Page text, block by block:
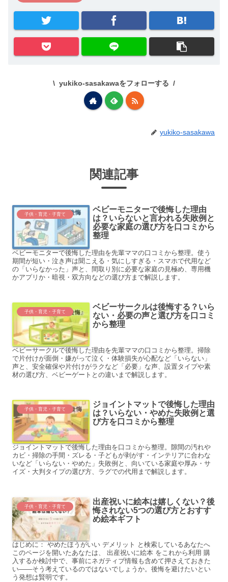
yukiko-sasakawaをフォローする
yukiko-sasakawa
関連記事
子供・育児・子育て
ベビーモニターで後悔した理由
は？いらないと言われる失敗例と
必要な家庭の選び方を口コミから
整理
ベビーモニターで後悔した理由を先輩ママの口コミから整理。使う
期間が短い・泣き声は聞こえる・気にしすぎる・スマホで代用など
の「いらなかった」声と、間取り別に必要な家庭の見極め、専用機
かアプリか・暗視・双方向などの選び方まで解説します。
子供・育児・子育て
ベビーサークルは後悔する？いら
ない・必要の声と選び方を口コミ
から整理
ベビーサークルで後悔した理由を先輩ママの口コミから整理。掃除
で片付けが面倒・嫌がって泣く・体験損失が心配など「いらない」
声と、安全確保や片付けがラクなど「必要」な声、設置タイプや素
材の選び方、ベビーゲートとの違いまで解説します。
子供・育児・子育て
ジョイントマットで後悔した理由
は？いらない・やめた失敗例と選
び方を口コミから整理
ジョイントマットで後悔した理由を口コミから整理。隙間の汚れや
カビ・掃除の手間・ズレる・子どもが剥がす・インテリアに合わな
いなど「いらない・やめた」失敗例と、向いている家庭や厚み・サ
イズ・大判タイプの選び方、ラグでの代用まで解説します。
子供・育児・子育て
出産祝いに絵本は嬉しくない？後
悔されない5つの選び方とおすす
め絵本ギフト
はじめに： やめたほうがいい デメリット と検索しているあなたへ
このページを開いたあなたは、 出産祝いに絵本 をこれから利用 購
入するか検討中で、事前にネガティブ情報も含めて押さえておきた
い――そう考えているのではないでしょうか。後悔を避けたいとい
う発想は賢明です。